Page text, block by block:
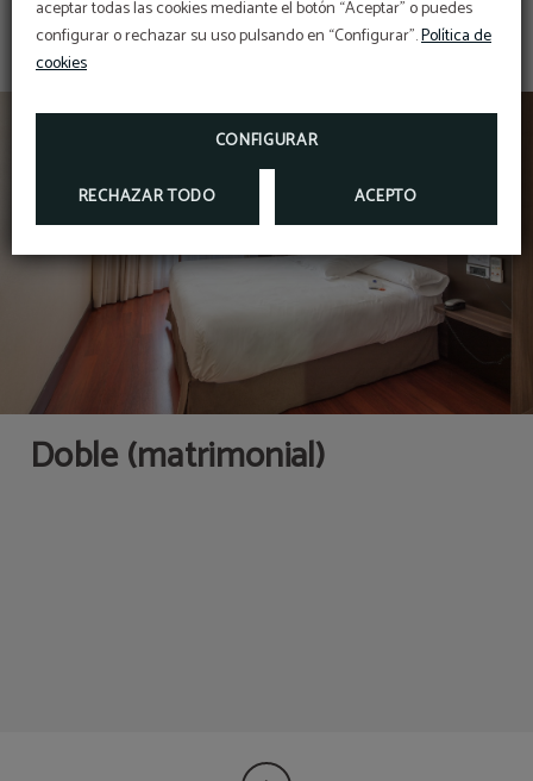
aceptar todas las cookies mediante el botón “Aceptar” o puedes
configurar o rechazar su uso pulsando en “Configurar”.Política de
cookies
CONFIGURAR
RECHAZAR TODO ACEPTO
Doble (matrimonial)